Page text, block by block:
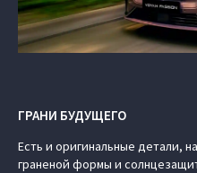
ГРАНИ БУДУЩЕГО
Есть и оригинальные детали,
граненой формы и